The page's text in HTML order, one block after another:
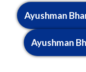
Ayushman
Ayushman